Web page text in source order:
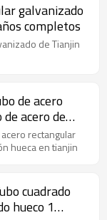
galvanizado
completos
de Tianjin
de acero
acero de
rectangular
hueca en tianjin
cuadrado
hueco 1